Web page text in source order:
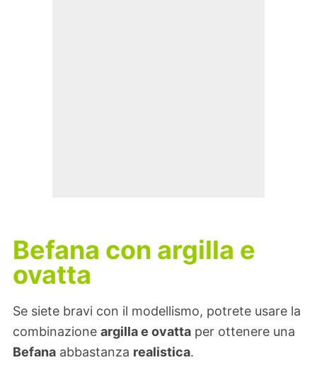
Befana con argilla e
ovatta
Se siete bravi con il modellismo, potrete usare la
combinazione argilla e ovatta per ottenere una
Befana abbastanza realistica.